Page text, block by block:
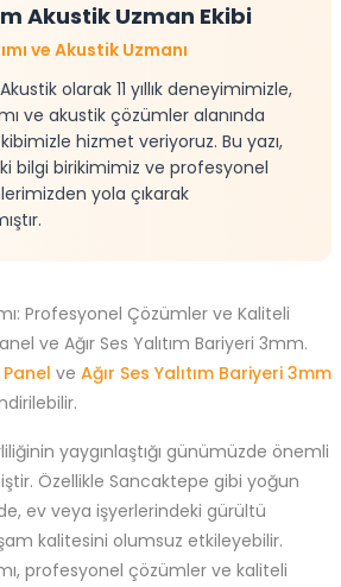
Akustik Uzman Ekibi
ve Akustik Uzmanı
olarak 11 yıllık deneyimimizle,
ve akustik çözümler alanında
hizmet veriyoruz. Bu yazı,
bilgi birikimimiz ve profesyonel
yola çıkarak
Profesyonel Çözümler ve Kaliteli
ve Ağır Ses Yalıtım Bariyeri 3mm.
ve Ağır Ses Yalıtım Bariyeri 3mm
yaygınlaştığı günümüzde önemli
Özellikle Sancaktepe gibi yoğun
ev veya işyerlerindeki gürültü
kalitesini olumsuz etkileyebilir.
profesyonel çözümler ve kaliteli